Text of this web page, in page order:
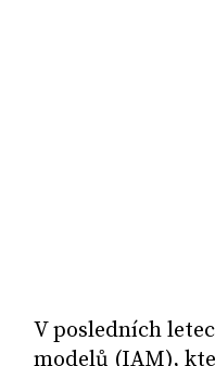
V posledních
modelů (IAM),